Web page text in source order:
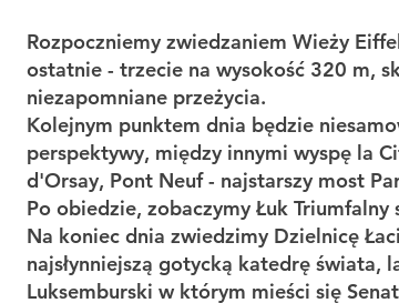
Rozpoczniemy zwiedzaniem Wieży
ostatnie - trzecie na wysokość 320 m,
niezapomniane przeżycia.
Kolejnym punktem dnia będzie
perspektywy, między innymi wyspę la
d'Orsay, Pont Neuf - najstarszy most
Po obiedzie, zobaczymy Łuk
Na koniec dnia zwiedzimy Dzielnicę
najsłynniejszą gotycką katedrę świata,
Luksemburski w którym mieści się